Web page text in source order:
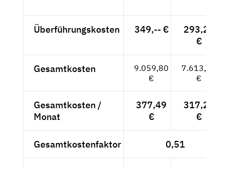
Überführungskosten 349,-- €
293,28
€
Gesamtkosten
9.059,80
€
7.613,28
€
Gesamtkosten /
Monat
377,49
€
317,22
€
Gesamtkostenfaktor 0,51